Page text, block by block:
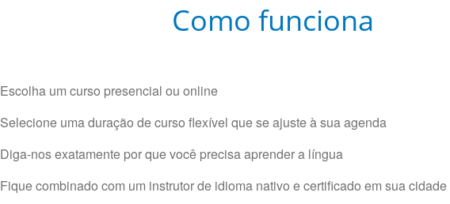
Como funciona
Escolha um curso presencial ou online
Selecione uma duração de curso flexível que se ajuste à sua agenda
Diga-nos exatamente por que você precisa aprender a língua
Fique combinado com um instrutor de idioma nativo e certificado em sua